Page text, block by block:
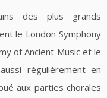
des plus grands
le London Symphony
of Ancient Music et le
régulièrement en
aux parties chorales